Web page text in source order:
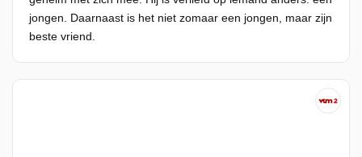
jongen. Daarnaast is het niet zomaar een jongen, maar zijn
beste vriend.